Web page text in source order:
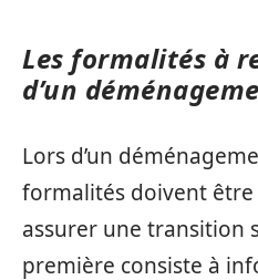
Les formalités à
d’un
Lors d’un
formalités doivent
assurer une transition
première consiste à